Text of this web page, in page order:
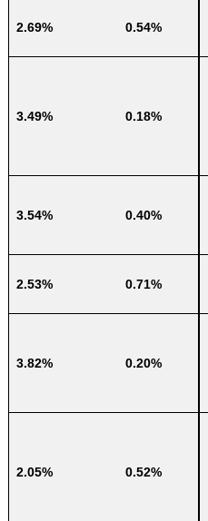
0.54%
2.69%
0.18%
3.49%
0.40%
3.54%
0.71%
2.53%
0.20%
3.82%
0.52%
2.05%